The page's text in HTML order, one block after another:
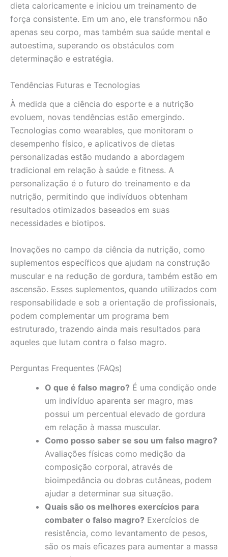
dieta caloricamente e iniciou um treinamento de
força consistente. Em um ano, ele transformou não
apenas seu corpo, mas também sua saúde mental e
autoestima, superando os obstáculos com
determinação e estratégia.
Tendências Futuras e Tecnologias
À medida que a ciência do esporte e a nutrição
evoluem, novas tendências estão emergindo.
Tecnologias como wearables, que monitoram o
desempenho físico, e aplicativos de dietas
personalizadas estão mudando a abordagem
tradicional em relação à saúde e fitness. A
personalização é o futuro do treinamento e da
nutrição, permitindo que indivíduos obtenham
resultados otimizados baseados em suas
necessidades e biotipos.
Inovações no campo da ciência da nutrição, como
suplementos específicos que ajudam na construção
muscular e na redução de gordura, também estão em
ascensão. Esses suplementos, quando utilizados com
responsabilidade e sob a orientação de profissionais,
podem complementar um programa bem
estruturado, trazendo ainda mais resultados para
aqueles que lutam contra o falso magro.
Perguntas Frequentes (FAQs)
O que é falso magro? É uma condição onde
um indivíduo aparenta ser magro, mas
possui um percentual elevado de gordura
em relação à massa muscular.
Como posso saber se sou um falso magro?
Avaliações físicas como medição da
composição corporal, através de
bioimpedância ou dobras cutâneas, podem
ajudar a determinar sua situação.
Quais são os melhores exercícios para
combater o falso magro? Exercícios de
resistência, como levantamento de pesos,
são os mais eficazes para aumentar a massa